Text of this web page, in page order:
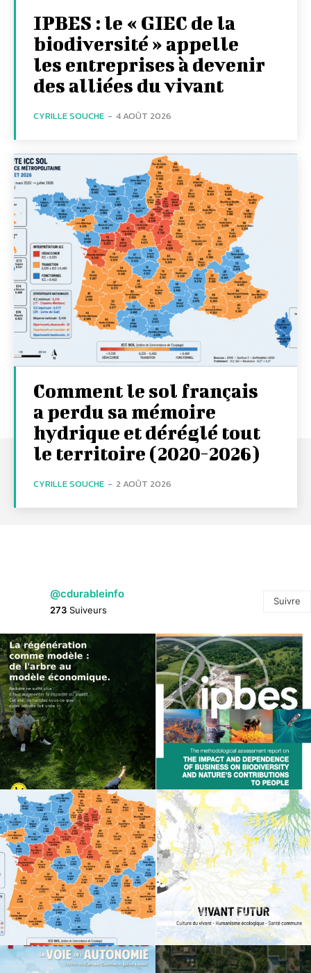
IPBES : le « GIEC de la
biodiversité » appelle
les entreprises à devenir
des alliées du vivant
CYRILLE SOUCHE - 4 AOÛT 2026
Comment le sol français
a perdu sa mémoire
hydrique et déréglé tout
le territoire (2020-2026)
CYRILLE SOUCHE - 2 AOÛT 2026
@cdurableinfo
273 Suiveurs
Suivre